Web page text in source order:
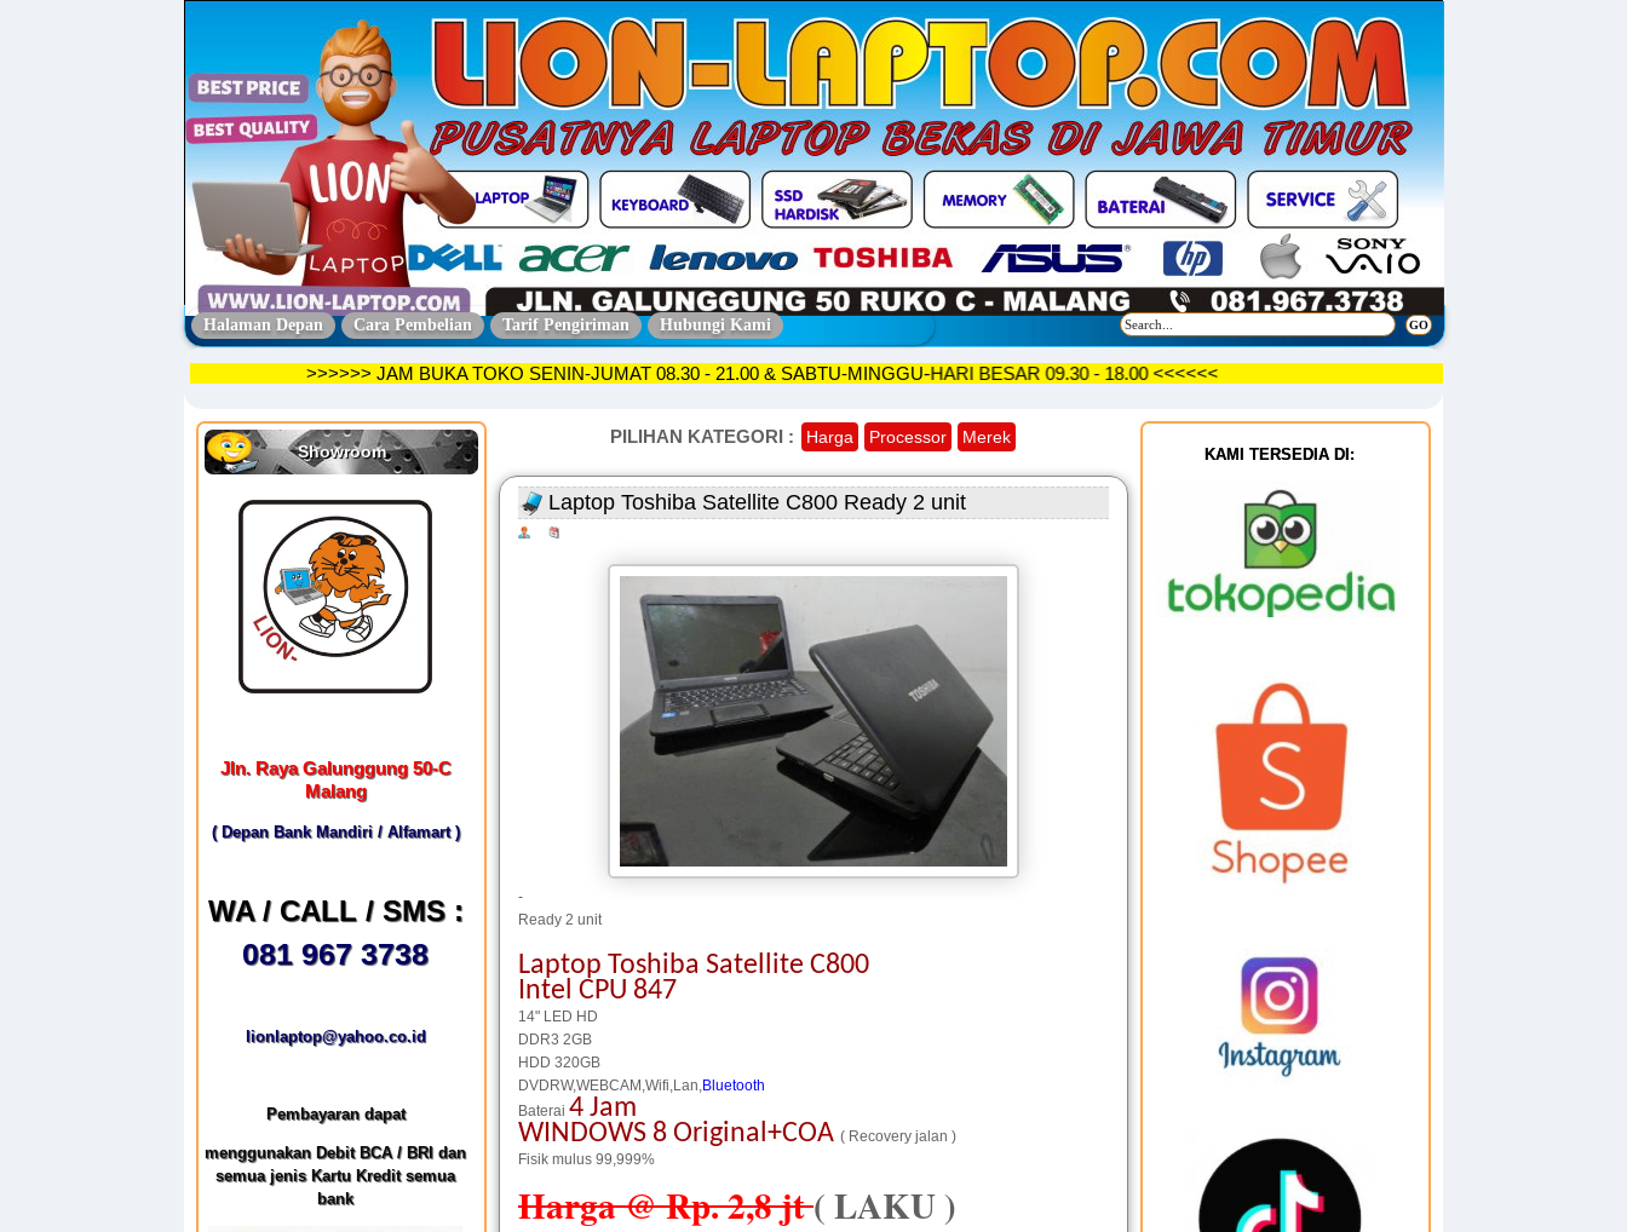
Halaman Depan Cara Pembelian Tarif Pengiriman Hubungi Kami
>>>>>> JAM BUKA TOKO SENIN-JUMAT 08.30 - 21.00 & SABTU-MINGGU-HARI BESAR 09.30 - 18.00 <<<<<<
Showroom
Jln. Raya Galunggung 50-C
Malang
( Depan Bank Mandiri / Alfamart )
WA / CALL / SMS :
081 967 3738
lionlaptop@yahoo.co.id
Pembayaran dapat
menggunakan Debit BCA / BRI dan
semua jenis Kartu Kredit semua
bank
PILIHAN KATEGORI : Harga Processor Merek
Laptop Toshiba Satellite C800 Ready 2 unit
-
Ready 2 unit
Laptop Toshiba Satellite C800
Intel CPU 847
14" LED HD
DDR3 2GB
HDD 320GB
DVDRW,WEBCAM,Wifi,Lan,Bluetooth
Baterai 4 Jam
WINDOWS 8 Original+COA ( Recovery jalan )
Fisik mulus 99,999%
Harga @ Rp. 2,8 jt( LAKU )
KAMI TERSEDIA DI: